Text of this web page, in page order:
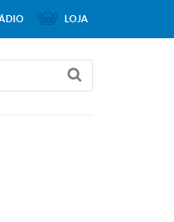
LOJA